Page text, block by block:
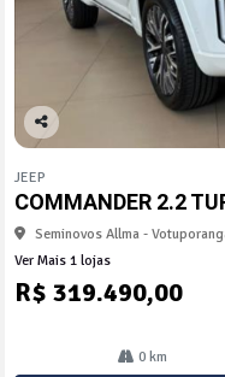
Co
arti
lhe
JEEP
COMMANDER 2.2
Seminovos Allma -
Ver Mais 1 lojas
R$ 319.490,00
0 km